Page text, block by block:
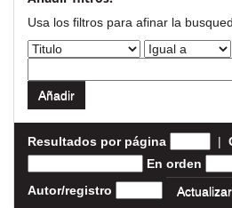
Usa los filtros para afinar la
Resultados por página |
En orden
Autor/registro